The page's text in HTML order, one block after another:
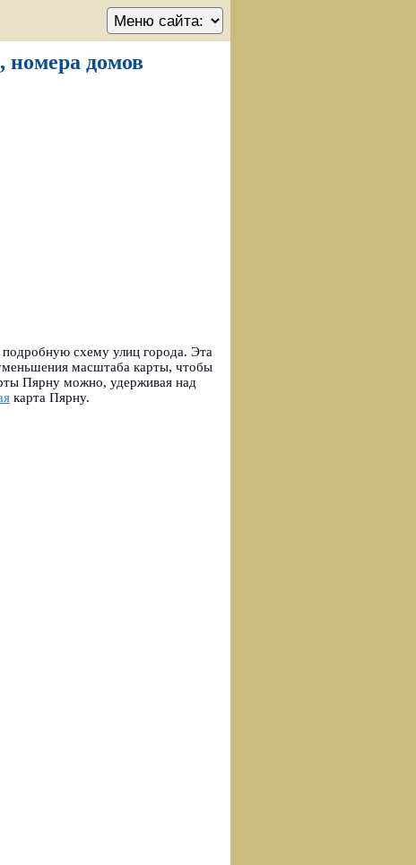
номера домов
схему улиц города. Эта
масштаба карты, чтобы
Пярну можно, удерживая над
карта Пярну.